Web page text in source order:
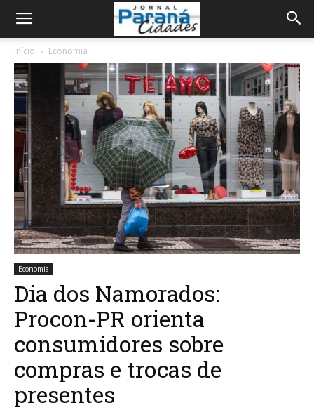
Início Economia
Economia
Dia dos Namorados:
Procon-PR orienta
consumidores sobre
compras e trocas de
presentes